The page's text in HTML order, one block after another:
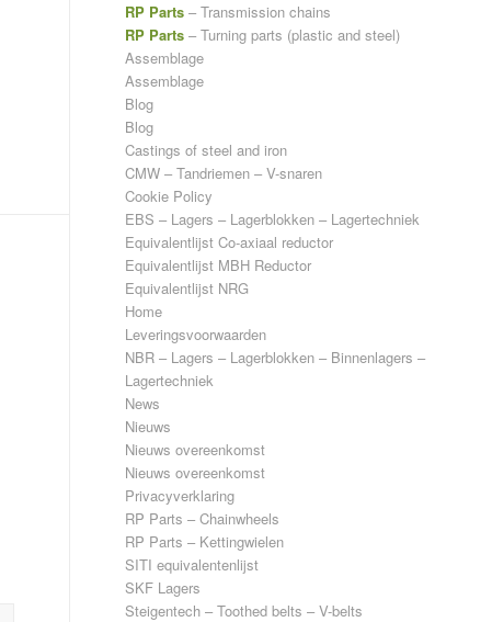
RP Parts – Transmission chains
RP Parts – Turning parts (plastic and steel)
Assemblage
Assemblage
Blog
Blog
Castings of steel and iron
CMW – Tandriemen – V-snaren
Cookie Policy
EBS – Lagers – Lagerblokken – Lagertechniek
Equivalentlijst Co-axiaal reductor
Equivalentlijst MBH Reductor
Equivalentlijst NRG
Home
Leveringsvoorwaarden
NBR – Lagers – Lagerblokken – Binnenlagers –
Lagertechniek
News
Nieuws
Nieuws overeenkomst
Nieuws overeenkomst
Privacyverklaring
RP Parts – Chainwheels
RP Parts – Kettingwielen
SITI equivalentenlijst
SKF Lagers
Steigentech – Toothed belts – V-belts